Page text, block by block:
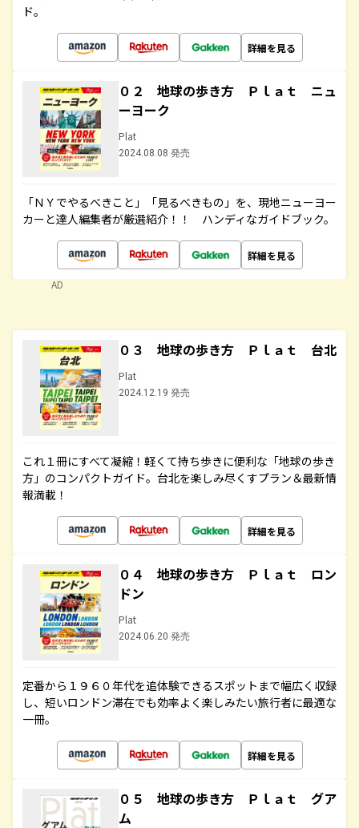
ド。
詳細を見る
０２ 地球の歩き方 Ｐｌａｔ ニュ
ーヨーク
Plat
2024.08.08 発売
「ＮＹでやるべきこと」「見るべきもの」を、現地ニューヨー
カーと達人編集者が厳選紹介！！ ハンディなガイドブック。
詳細を見る
AD
０３ 地球の歩き方 Ｐｌａｔ 台北
Plat
2024.12.19 発売
これ１冊にすべて凝縮！軽くて持ち歩きに便利な「地球の歩き
方」のコンパクトガイド。台北を楽しみ尽くすプラン＆最新情
報満載！
詳細を見る
０４ 地球の歩き方 Ｐｌａｔ ロン
ドン
Plat
2024.06.20 発売
定番から１９６０年代を追体験できるスポットまで幅広く収録
し、短いロンドン滞在でも効率よく楽しみたい旅行者に最適な
一冊。
詳細を見る
０５ 地球の歩き方 Ｐｌａｔ グア
ム